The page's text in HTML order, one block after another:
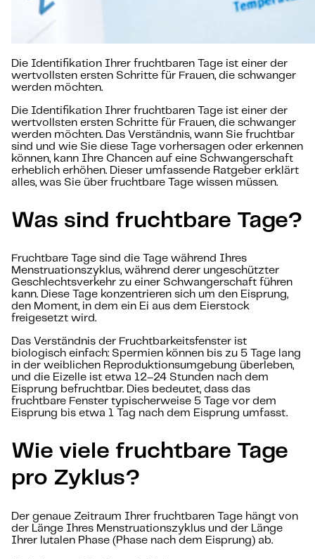
Die Identifikation Ihrer fruchtbaren Tage ist einer der
wertvollsten ersten Schritte für Frauen, die schwanger
werden möchten.
Die Identifikation Ihrer fruchtbaren Tage ist einer der
wertvollsten ersten Schritte für Frauen, die schwanger
werden möchten. Das Verständnis, wann Sie fruchtbar
sind und wie Sie diese Tage vorhersagen oder erkennen
können, kann Ihre Chancen auf eine Schwangerschaft
erheblich erhöhen. Dieser umfassende Ratgeber erklärt
alles, was Sie über fruchtbare Tage wissen müssen.
Was sind fruchtbare Tage?
Fruchtbare Tage sind die Tage während Ihres
Menstruationszyklus, während derer ungeschützter
Geschlechtsverkehr zu einer Schwangerschaft führen
kann. Diese Tage konzentrieren sich um den Eisprung,
den Moment, in dem ein Ei aus dem Eierstock
freigesetzt wird.
Das Verständnis der Fruchtbarkeitsfenster ist
biologisch einfach: Spermien können bis zu 5 Tage lang
in der weiblichen Reproduktionsumgebung überleben,
und die Eizelle ist etwa 12–24 Stunden nach dem
Eisprung befruchtbar. Dies bedeutet, dass das
fruchtbare Fenster typischerweise 5 Tage vor dem
Eisprung bis etwa 1 Tag nach dem Eisprung umfasst.
Wie viele fruchtbare Tage
pro Zyklus?
Der genaue Zeitraum Ihrer fruchtbaren Tage hängt von
der Länge Ihres Menstruationszyklus und der Länge
Ihrer lutalen Phase (Phase nach dem Eisprung) ab.